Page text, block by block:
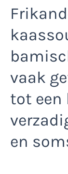
vaak
tot een
en